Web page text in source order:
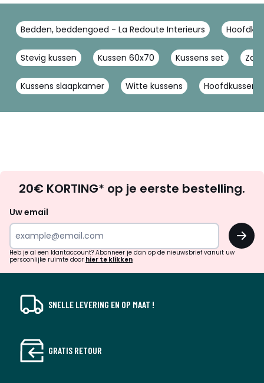
Bedden, beddengoed - La Redoute Interieurs
Stevig kussen Kussen 60x70 Kussens set
Kussens slaapkamer Witte kussens Hoofdkussen
zoek
inspiratie
verrassingen?
20€ KORTING* op je eerste bestelling.
Uw email
OK
Heb je al een klantaccount? Abonneer je dan op de nieuwsbrief vanuit uw
persoonlijke ruimte door hier te klikken
SNELLE LEVERING EN OP MAAT !
GRATIS RETOUR